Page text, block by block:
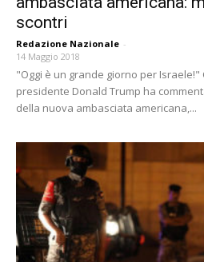
scontri
Redazione Nazionale -
14 Maggio 2018
"Oggi è un grande giorno per Israele!"
presidente Donald Trump ha
della nuova ambasciata americana,...